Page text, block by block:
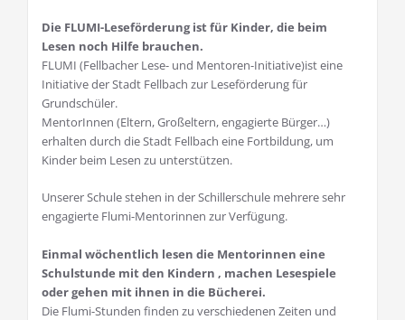
Die FLUMI-Leseförderung ist für Kinder, die beim
Lesen noch Hilfe brauchen.
FLUMI (Fellbacher Lese- und Mentoren-Initiative)ist eine
Initiative der Stadt Fellbach zur Leseförderung für
Grundschüler.
MentorInnen (Eltern, Großeltern, engagierte Bürger…)
erhalten durch die Stadt Fellbach eine Fortbildung, um
Kinder beim Lesen zu unterstützen.
Unserer Schule stehen in der Schillerschule mehrere sehr
engagierte Flumi-Mentorinnen zur Verfügung.
Einmal wöchentlich lesen die Mentorinnen eine
Schulstunde mit den Kindern , machen Lesespiele
oder gehen mit ihnen in die Bücherei.
Die Flumi-Stunden finden zu verschiedenen Zeiten und